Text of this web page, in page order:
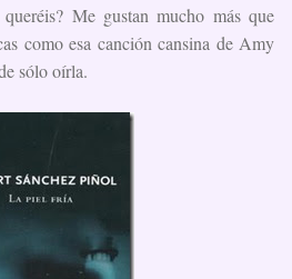
Me gustan mucho más que
como esa canción cansina de Amy
sólo oírla.